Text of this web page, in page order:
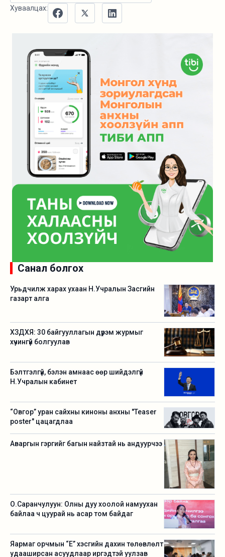
Хуваалцах:
Санал болгох
Урьдчилж харах ухаан Н.Учралын Засгийн
газарт алга
ХЗДХЯ: 30 байгууллагын дүрэм журмыг
хүчингүй болгуулав
Бэлтгэлгүй, бэлэн амнаас өөр шийдэлгүй
Н.Учралын кабинет
“Овгор” уран сайхны киноны анхны "Teaser
poster" цацагдлаа
Аваргын гэргийг багын найзтай нь андуурчээ
О.Саранчулуун: Олны дуу хоолой намуухан
байлаа ч цуурай нь асар том байдаг
Яармаг орчмын “Е” хэсгийн дахин төлөвлөлт
удааширсан асуудлаар иргэдтэй уулзав